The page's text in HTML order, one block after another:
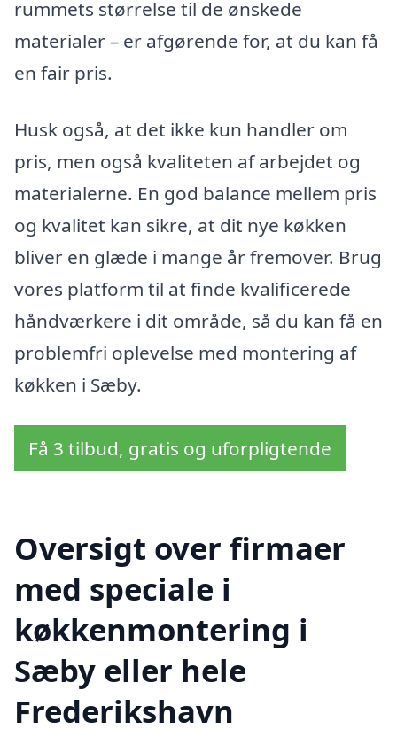
rummets størrelse til de ønskede
materialer – er afgørende for, at du kan få
en fair pris.
Husk også, at det ikke kun handler om
pris, men også kvaliteten af arbejdet og
materialerne. En god balance mellem pris
og kvalitet kan sikre, at dit nye køkken
bliver en glæde i mange år fremover. Brug
vores platform til at finde kvalificerede
håndværkere i dit område, så du kan få en
problemfri oplevelse med montering af
køkken i Sæby.
Få 3 tilbud, gratis og uforpligtende
Oversigt over firmaer
med speciale i
køkkenmontering i
Sæby eller hele
Frederikshavn